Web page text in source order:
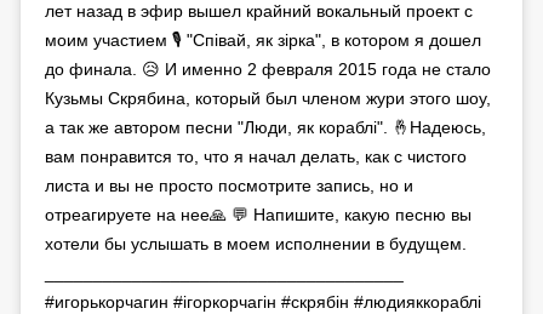
лет назад в эфир вышел крайний вокальный проект с
моим участием 🎙 "Співай, як зірка", в котором я дошел
до финала. 😥 И именно 2 февраля 2015 года не стало
Кузьмы Скрябина, который был членом жури этого шоу,
а так же автором песни "Люди, як кораблі". 🤞Надеюсь,
вам понравится то, что я начал делать, как с чистого
листа и вы не просто посмотрите запись, но и
отреагируете на нее🙏 💬 Напишите, какую песню вы
хотели бы услышать в моем исполнении в будущем.
#игорькорчагин #ігоркорчагін #скрябін #людияккораблі